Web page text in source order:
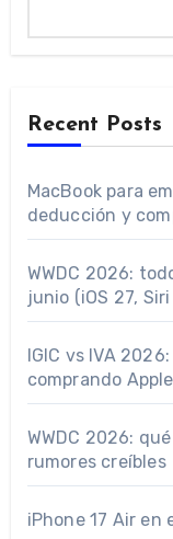
Recent Posts
MacBook para
deducción y
WWDC 2026:
junio (iOS 27,
IGIC vs IVA
comprando
WWDC 2026:
rumores creíbles
iPhone 17 Air en